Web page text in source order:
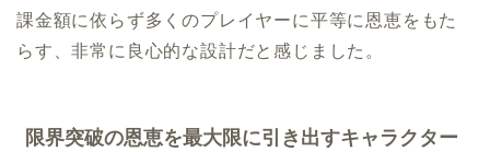
課金額に依らず多くのプレイヤーに平等に恩恵をもた
らす、非常に良心的な設計だと感じました。
限界突破の恩恵を最大限に引き出すキャラクター